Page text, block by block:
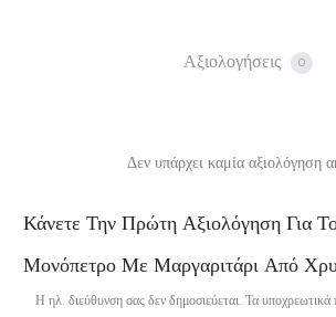
Αξιολογήσεις 0
Α
ξ
Δεν υπάρχει καμία αξιολόγηση
Κάνετε Την Πρώτη Αξιολόγηση Για
Μονόπετρο Με Μαργαριτάρι Από
Η ηλ. διεύθυνση σας δεν δημοσιεύεται. Τα υποχρεωτικά